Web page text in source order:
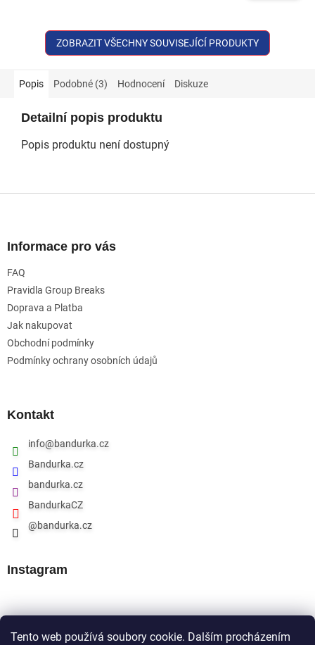
Tento web používá soubory cookie. Dalším procházením
ZOBRAZIT VŠECHNY SOUVISEJÍCÍ PRODUKTY
Popis Podobné (3) Hodnocení Diskuze
Detailní popis produktu
Popis produktu není dostupný
Informace pro vás
FAQ
Pravidla Group Breaks
Doprava a Platba
Jak nakupovat
Obchodní podmínky
Podmínky ochrany osobních údajů
Kontakt
info@bandurka.cz
Bandurka.cz
bandurka.cz
BandurkaCZ
@bandurka.cz
Instagram